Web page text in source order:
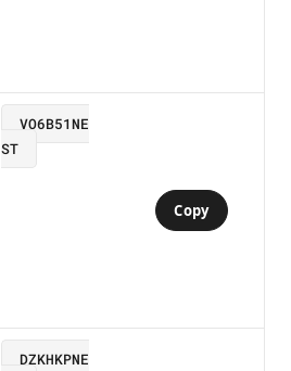
VO6B51NE
ST
Copy
DZKHKPNE